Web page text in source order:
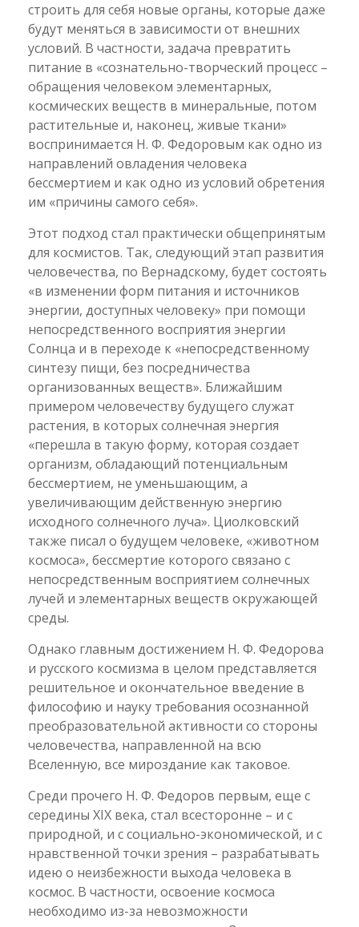
строить для себя новые органы, которые даже
будут меняться в зависимости от внешних
условий. В частности, задача превратить
питание в «сознательно-творческий процесс –
обращения человеком элементарных,
космических веществ в минеральные, потом
растительные и, наконец, живые ткани»
воспринимается Н. Ф. Федоровым как одно из
направлений овладения человека
бессмертием и как одно из условий обретения
им «причины самого себя».
Этот подход стал практически общепринятым
для космистов. Так, следующий этап развития
человечества, по Вернадскому, будет состоять
«в изменении форм питания и источников
энергии, доступных человеку» при помощи
непосредственного восприятия энергии
Солнца и в переходе к «непосредственному
синтезу пищи, без посредничества
организованных веществ». Ближайшим
примером человечеству будущего служат
растения, в которых солнечная энергия
«перешла в такую форму, которая создает
организм, обладающий потенциальным
бессмертием, не уменьшающим, а
увеличивающим действенную энергию
исходного солнечного луча». Циолковский
также писал о будущем человеке, «животном
космоса», бессмертие которого связано с
непосредственным восприятием солнечных
лучей и элементарных веществ окружающей
среды.
Однако главным достижением Н. Ф. Федорова
и русского космизма в целом представляется
решительное и окончательное введение в
философию и науку требования осознанной
преобразовательной активности со стороны
человечества, направленной на всю
Вселенную, все мироздание как таковое.
Среди прочего Н. Ф. Федоров первым, еще с
середины XIX века, стал всесторонне – и с
природной, и с социально-экономической, и с
нравственной точки зрения – разрабатывать
идею о неизбежности выхода человека в
космос. В частности, освоение космоса
необходимо из-за невозможности